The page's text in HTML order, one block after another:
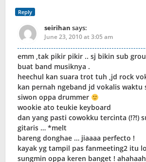
Reply
seirihan says:
June 23, 2010 at 3:05 am
emm ,tak pikir pikir .. sj bikin sub
buat band musiknya .
heechul kan suara trot tuh ,jd rock
kan pernah ngeband jd vokalis waktu
siwon oppa drummer
wookie ato teukie keyboard
dan yang pasti cowokku tercinta (!?!)
gitaris … *melt
bareng donghae … jiaaaa perfecto !
kayak yg tampil pas fanmeeting2 itu
sungmin oppa keren banget !